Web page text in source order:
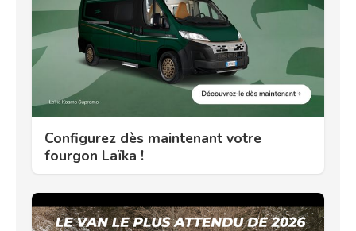
Configurez dès maintenant votre
fourgon Laïka !